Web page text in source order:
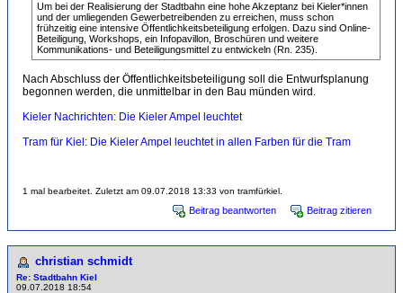
Um bei der Realisierung der Stadtbahn eine hohe Akzeptanz bei Kieler*innen
und der umliegenden Gewerbetreibenden zu erreichen, muss schon
frühzeitig eine intensive Öffentlichkeitsbeteiligung erfolgen. Dazu sind Online-
Beteiligung, Workshops, ein Infopavillon, Broschüren und weitere
Kommunikations- und Beteiligungsmittel zu entwickeln (Rn. 235).
Nach Abschluss der Öffentlichkeitsbeteiligung soll die Entwurfsplanung
begonnen werden, die unmittelbar in den Bau münden wird.
Kieler Nachrichten: Die Kieler Ampel leuchtet
Tram für Kiel: Die Kieler Ampel leuchtet in allen Farben für die Tram
1 mal bearbeitet. Zuletzt am 09.07.2018 13:33 von tramfürkiel.
Beitrag beantworten Beitrag zitieren
christian schmidt
Re: Stadtbahn Kiel
09.07.2018 18:54